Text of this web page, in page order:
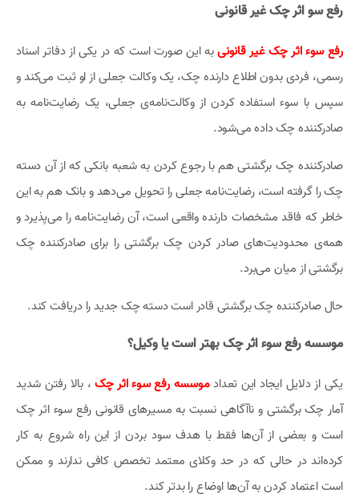
رفع سو اثر چک غیر قانونی
رفع سوء اثر چک غیر قانونیبه این صورت است که در یکی از دفاتر اسناد
رسمی، فردی بدون اطلاع دارنده چک، یک وکالت جعلی از او ثبت می‌کند و
سپس با سوء استفاده کردن از وکالت‌نامه‌ی جعلی، یک رضایت‌نامه به
صادرکننده چک داده می‌شود.
صادرکننده چک برگشتی هم با رجوع کردن به شعبه بانکی که از آن دسته
چک را گرفته است، رضایت‌نامه جعلی را تحویل می‌دهد و بانک هم به این
خاطر که فاقد مشخصات دارنده واقعی است، آن رضایت‌نامه را می‌پذیرد و
همه‌ی محدودیت‌های صادر کردن چک برگشتی را برای صادرکننده چک
برگشتی از میان می‌برد.
حال صادرکننده چک برگشتی قادر است دسته چک جدید را دریافت کند.
موسسه رفع سوء اثر چک بهتر است یا وکیل؟
یکی از دلایل ایجاد این تعدادموسسه رفع سوء اثر چک، بالا رفتن شدید
آمار چک برگشتی و ناآگاهی نسبت به مسیرهای قانونی رفع سوء اثر چک
است و بعضی از آن‌ها فقط با هدف سود بردن از این راه شروع به کار
کرده‌اند در حالی که در حد وکلای معتمد تخصص کافی ندارند و ممکن
است اعتماد کردن به آن‌ها اوضاع را بدتر کند.